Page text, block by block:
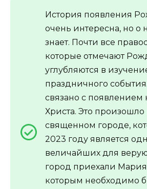
История появления
очень интересна, но о
знает. Почти все
которые отмечают
углубляются в
праздничного
связано с появлением
Христа. Это
священном городе,
2023 году является
величайших для
город приехали
которым необходимо